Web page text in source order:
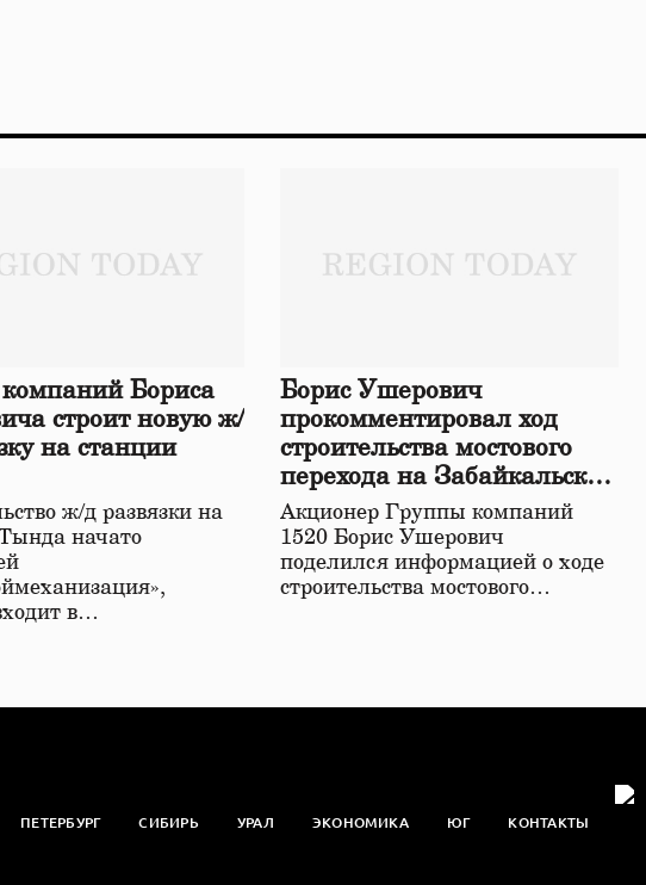
Бориса
строит новую ж/
на станции
ж/д развязки на
начато
в…
Борис Ушерович
прокомментировал ход
строительства мостового
перехода на Забайкальской
железной дороге
Акционер Группы компаний
1520 Борис Ушерович
поделился информацией о ходе
строительства мостового…
ПЕТЕРБУРГ СИБИРЬ УРАЛ ЭКОНОМИКА ЮГ КОНТАКТЫ